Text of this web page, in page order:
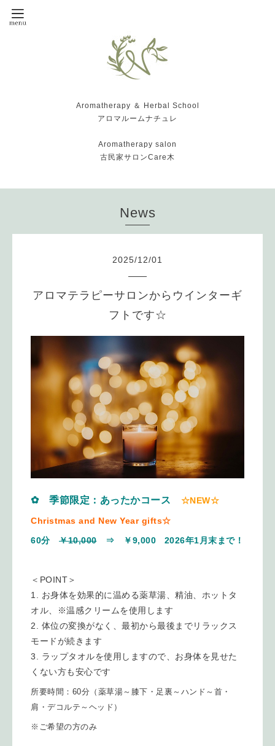
Aromatherapy ＆ Herbal School
アロマルームナチュレ
Aromatherapy salon
古民家サロンCare木
News
2025/12/01
アロマテラピーサロンからウインターギ
フトです☆
✿ 季節限定：あったかコース ☆NEW☆
Christmas and New Year gifts☆
60分 ￥10,000⇒ ￥9,000 2026年1月末まで！
＜POINT＞
お身体を効果的に温める薬草湯、精油、ホットタ
オル、※温感クリームを使用します
体位の変換がなく、最初から最後までリラックス
モードが続きます
ラップタオルを使用しますので、お身体を見せた
くない方も安心です
所要時間：60分（薬草湯～膝下・足裏～ハンド～首・
肩・デコルテ～ヘッド）
※ご希望の方のみ